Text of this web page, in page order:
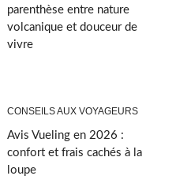
parenthèse entre nature
volcanique et douceur de
vivre
CONSEILS AUX VOYAGEURS
Avis Vueling en 2026 :
confort et frais cachés à la
loupe